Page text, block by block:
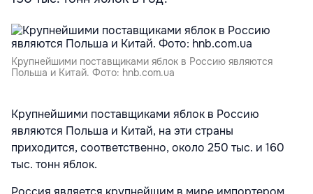
Крупнейшими поставщиками яблок в Россию являются
Польша и Китай. Фото: hnb.com.ua
Крупнейшими поставщиками яблок в Россию
являются Польша и Китай, на эти страны
приходится, соответственно, около 250 тыс. и 160
тыс. тонн яблок.